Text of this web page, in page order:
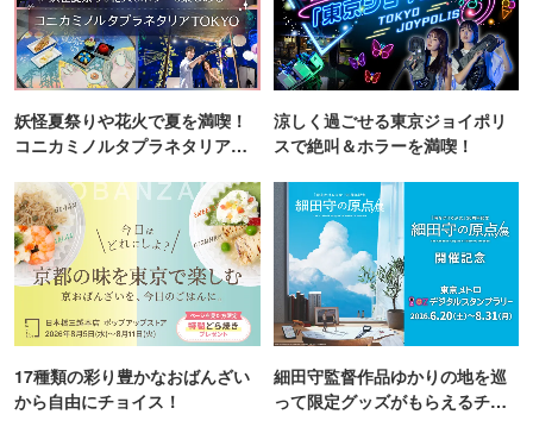
妖怪夏祭りや花火で夏を満喫！
コニカミノルタプラネタリア
涼しく過ごせる東京ジョイポリ
スで絶叫＆ホラーを満喫！
17種類の彩り豊かなおばんざい
から自由にチョイス！
細田守監督作品ゆかりの地を巡
って限定グッズがもらえるチャ